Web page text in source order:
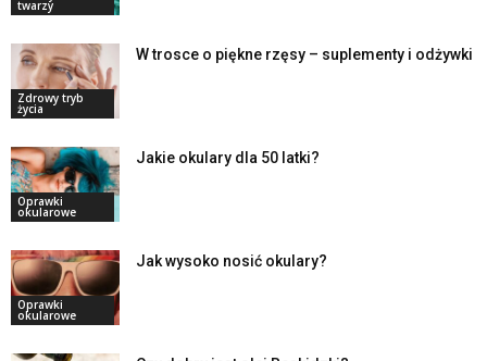
twarzy
Zdrowy tryb
życia
W trosce o piękne rzęsy – suplementy i odżywki
Oprawki
okularowe
Jakie okulary dla 50 latki?
Oprawki
okularowe
Jak wysoko nosić okulary?